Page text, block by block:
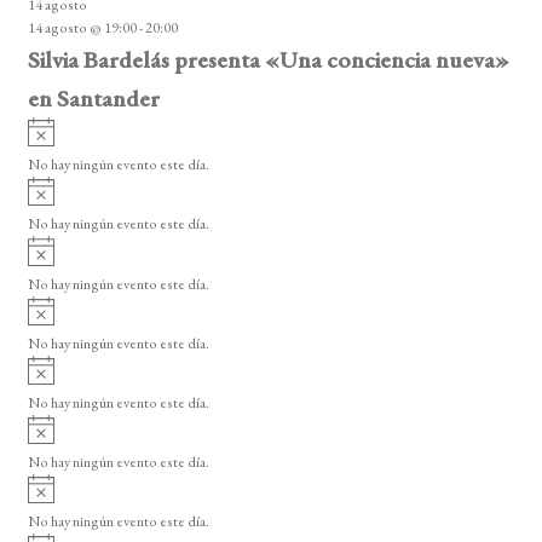
s
o
14 agosto
14 agosto @ 19:00-20:00
Silvia Bardelás presenta «Una conciencia nueva»
en Santander
A
v
i
o
No hay ningún evento este día.
A
v
i
o
No hay ningún evento este día.
A
v
i
o
No hay ningún evento este día.
A
v
i
o
No hay ningún evento este día.
A
v
i
o
No hay ningún evento este día.
A
v
i
o
No hay ningún evento este día.
A
v
i
No hay ningún evento este día.